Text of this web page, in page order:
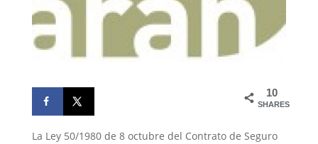
10
SHARES
La Ley 50/1980 de 8 octubre del Contrato de Seguro